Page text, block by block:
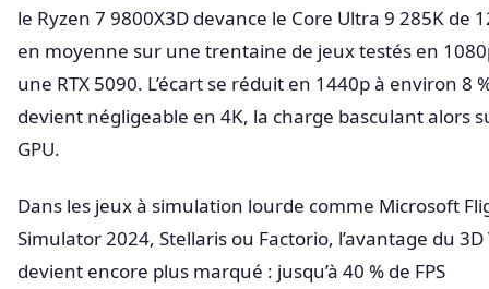
le Ryzen 7 9800X3D devance le Core Ultra 9 285K de
en moyenne sur une trentaine de jeux testés en
une RTX 5090. L’écart se réduit en 1440p à environ 8
devient négligeable en 4K, la charge basculant alors
GPU.
Dans les jeux à simulation lourde comme Microsoft
Simulator 2024, Stellaris ou Factorio, l’avantage du 3D
devient encore plus marqué : jusqu’à 40 % de FPS